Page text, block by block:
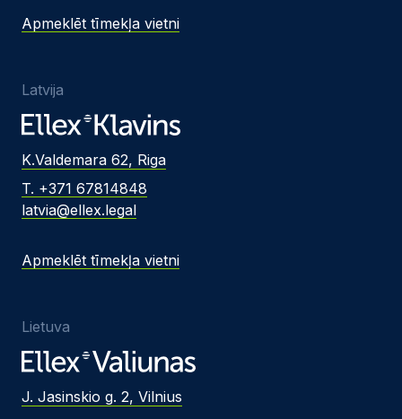
Apmeklēt tīmekļa vietni
Latvija
K.Valdemara 62, Riga
T. +371 67814848
latvia@ellex.legal
Apmeklēt tīmekļa vietni
Lietuva
J. Jasinskio g. 2, Vilnius